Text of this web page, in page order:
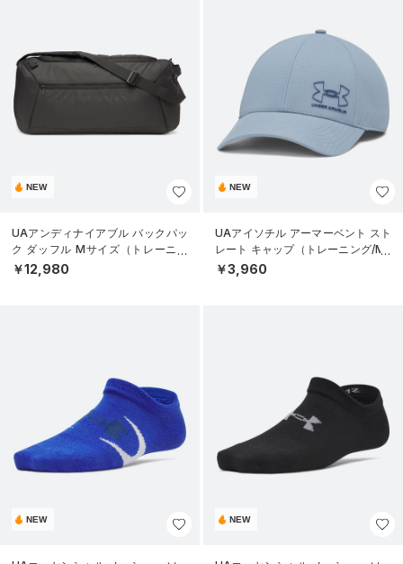
NEW
UAアンディナイアブル バックパッ
ク ダッフル Mサイズ（トレーニン
グ/UNISEX）
￥12,980
NEW
UAアイソチル アーマーベント スト
レート キャップ（トレーニング/ME
N）
￥3,960
NEW NEW